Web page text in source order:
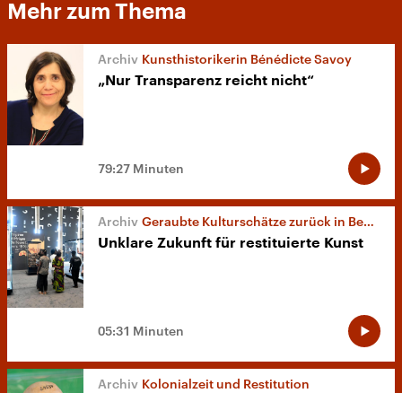
Mehr zum Thema
Kunsthistorikerin Bénédicte Savoy
„Nur Transparenz reicht nicht“
79:27 Minuten
Geraubte Kulturschätze zurück in Benin
Unklare Zukunft für restituierte Kunst
05:31 Minuten
Kolonialzeit und Restitution